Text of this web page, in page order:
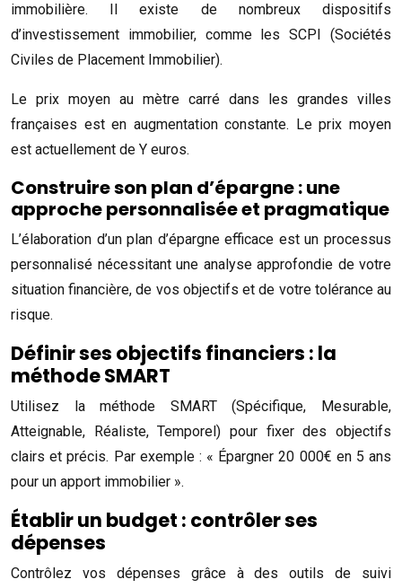
immobilière. Il existe de nombreux dispositifs
d’investissement immobilier, comme les SCPI (Sociétés
Civiles de Placement Immobilier).
Le prix moyen au mètre carré dans les grandes villes
françaises est en augmentation constante. Le prix moyen
est actuellement de Y euros.
Construire son plan d’épargne : une
approche personnalisée et pragmatique
L’élaboration d’un plan d’épargne efficace est un processus
personnalisé nécessitant une analyse approfondie de votre
situation financière, de vos objectifs et de votre tolérance au
risque.
Définir ses objectifs financiers : la
méthode SMART
Utilisez la méthode SMART (Spécifique, Mesurable,
Atteignable, Réaliste, Temporel) pour fixer des objectifs
clairs et précis. Par exemple : « Épargner 20 000€ en 5 ans
pour un apport immobilier ».
Établir un budget : contrôler ses
dépenses
Contrôlez vos dépenses grâce à des outils de suivi